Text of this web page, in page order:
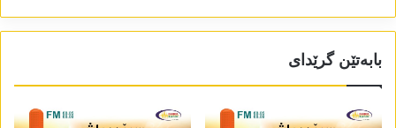
بابەتێن گرێدای